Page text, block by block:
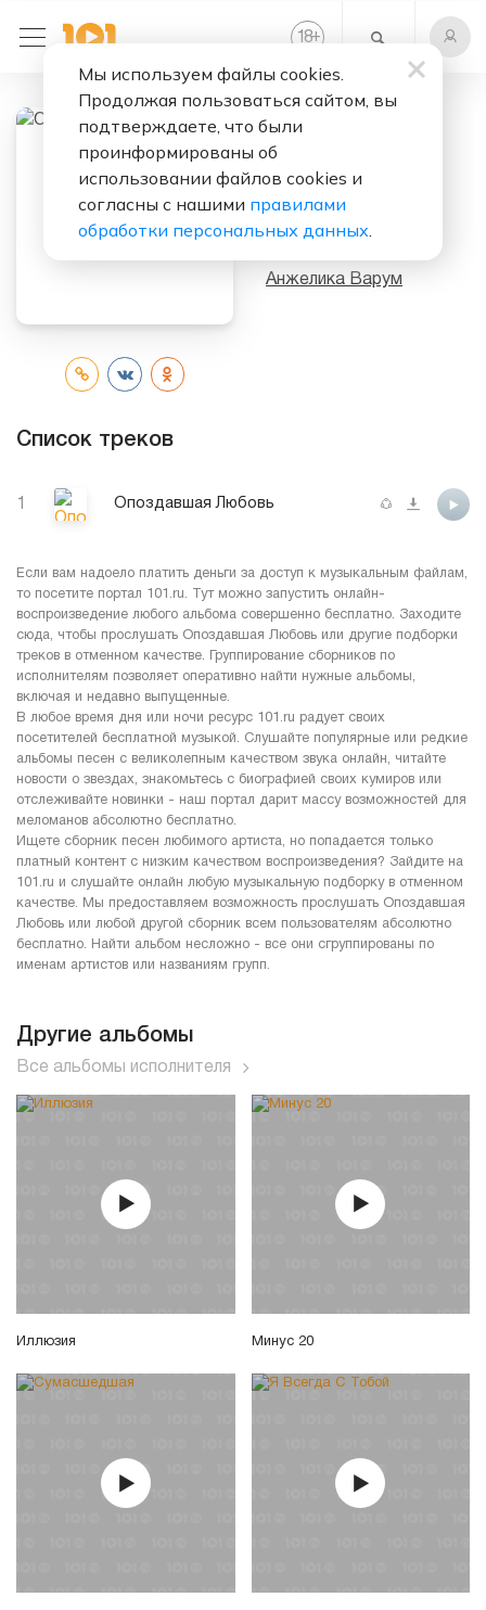
18+
Слушать бесплатно
Опоздавшая
Любовь
Анжелика Варум
Список треков
1 Опоздавшая Любовь
Если вам надоело платить деньги за доступ к музыкальным файлам,
то посетите портал 101.ru. Тут можно запустить онлайн-
воспроизведение любого альбома совершенно бесплатно. Заходите
сюда, чтобы прослушать Опоздавшая Любовь или другие подборки
треков в отменном качестве. Группирование сборников по
исполнителям позволяет оперативно найти нужные альбомы,
включая и недавно выпущенные.
В любое время дня или ночи ресурс 101.ru радует своих
посетителей бесплатной музыкой. Слушайте популярные или редкие
альбомы песен с великолепным качеством звука онлайн, читайте
новости о звездах, знакомьтесь с биографией своих кумиров или
отслеживайте новинки - наш портал дарит массу возможностей для
меломанов абсолютно бесплатно.
Ищете сборник песен любимого артиста, но попадается только
платный контент с низким качеством воспроизведения? Зайдите на
101.ru и слушайте онлайн любую музыкальную подборку в отменном
качестве. Мы предоставляем возможность прослушать Опоздавшая
Любовь или любой другой сборник всем пользователям абсолютно
бесплатно. Найти альбом несложно - все они сгруппированы по
именам артистов или названиям групп.
Другие альбомы
Все альбомы исполнителя
Иллюзия Минус 20
Мы используем файлы cookies.
Продолжая пользоваться сайтом, вы
подтверждаете, что были
проинформированы об
использовании файлов cookies и
согласны с нашими правилами
обработки персональных данных.